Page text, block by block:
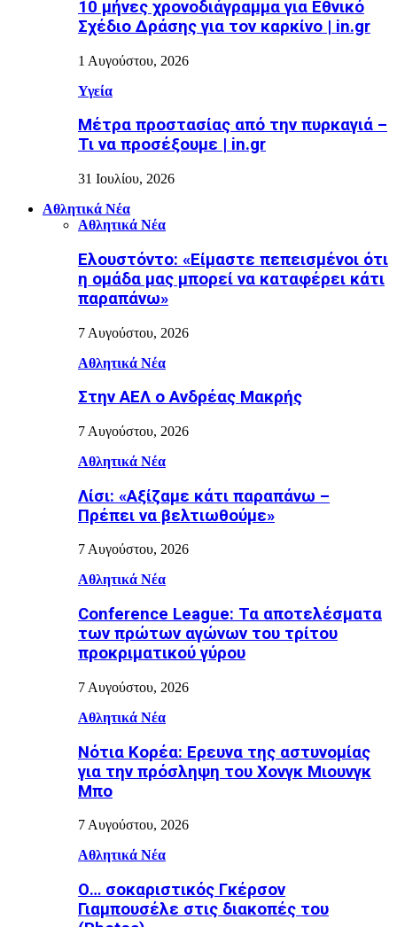
10 μήνες χρονοδιάγραμμα για Εθνικό
Σχέδιο Δράσης για τον καρκίνο | in.gr
1 Αυγούστου, 2026
Υγεία
Μέτρα προστασίας από την πυρκαγιά –
Τι να προσέξουμε | in.gr
31 Ιουλίου, 2026
Αθλητικά Νέα
Αθλητικά Νέα
Ελουστόντο: «Είμαστε πεπεισμένοι ότι
η ομάδα μας μπορεί να καταφέρει κάτι
παραπάνω»
7 Αυγούστου, 2026
Αθλητικά Νέα
Στην ΑΕΛ ο Ανδρέας Μακρής
7 Αυγούστου, 2026
Αθλητικά Νέα
Λίσι: «Αξίζαμε κάτι παραπάνω –
Πρέπει να βελτιωθούμε»
7 Αυγούστου, 2026
Αθλητικά Νέα
Conference League: Τα αποτελέσματα
των πρώτων αγώνων του τρίτου
προκριματικού γύρου
7 Αυγούστου, 2026
Αθλητικά Νέα
Νότια Κορέα: Ερευνα της αστυνομίας
για την πρόσληψη του Χονγκ Μιουνγκ
Μπo
7 Αυγούστου, 2026
Αθλητικά Νέα
Ο… σοκαριστικός Γκέρσον
Γιαμπουσέλε στις διακοπές του